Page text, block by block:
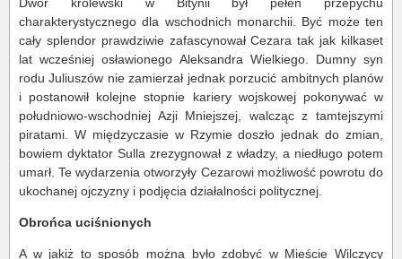
Dwór królewski w Bitynii był pełen przepychu
charakterystycznego dla wschodnich monarchii. Być może ten
cały splendor prawdziwie zafascynował Cezara tak jak kilkaset
lat wcześniej osławionego Aleksandra Wielkiego. Dumny syn
rodu Juliuszów nie zamierzał jednak porzucić ambitnych planów
i postanowił kolejne stopnie kariery wojskowej pokonywać w
południowo-wschodniej Azji Mniejszej, walcząc z tamtejszymi
piratami. W międzyczasie w Rzymie doszło jednak do zmian,
bowiem dyktator Sulla zrezygnował z władzy, a niedługo potem
umarł. Te wydarzenia otworzyły Cezarowi możliwość powrotu do
ukochanej ojczyzny i podjęcia działalności politycznej.
Obrońca uciśnionych
A w jakiż to sposób można było zdobyć w Mieście Wilczycy